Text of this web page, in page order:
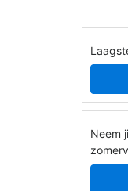
Neem